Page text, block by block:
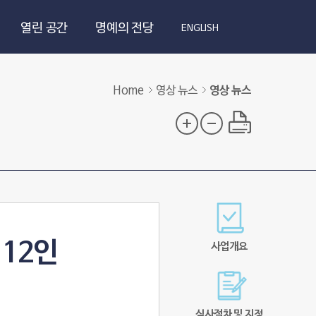
열린 공간 명예의 전당 ENGLISH
Home 영상 뉴스 영상 뉴스
인 사업개요